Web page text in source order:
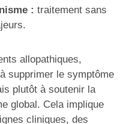
: traitement sans
allopathiques,
supprimer le symptôme
plutôt à soutenir la
global. Cela implique
cliniques, des